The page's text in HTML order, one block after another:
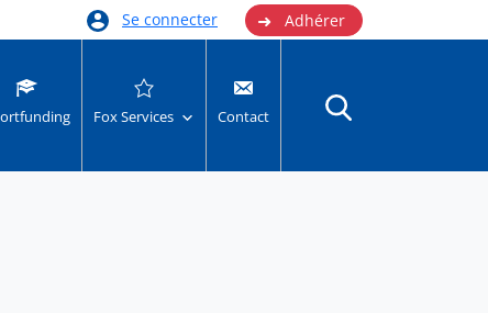
Se connecter ➜ Adhérer
Fox Services Contact